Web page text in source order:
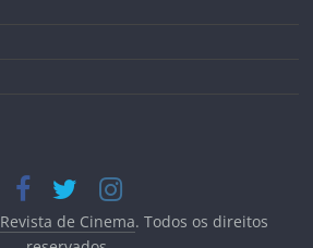
Revista de Cinema. Todos os direitos